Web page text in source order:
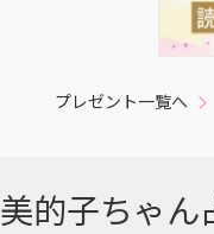
プレゼント一覧へ
美的子ちゃん